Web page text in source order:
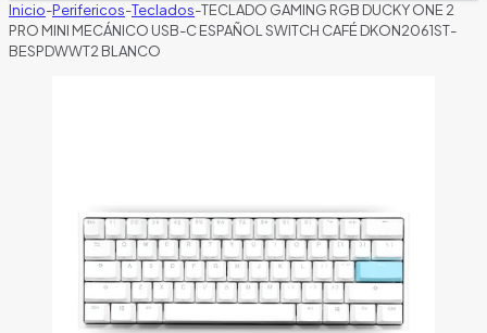
Inicio-Perifericos-Teclados-TECLADO GAMING RGB DUCKY ONE 2
PRO MINI MECÁNICO USB-C ESPAÑOL SWITCH CAFÉ DKON2061ST-
BESPDWWT2 BLANCO